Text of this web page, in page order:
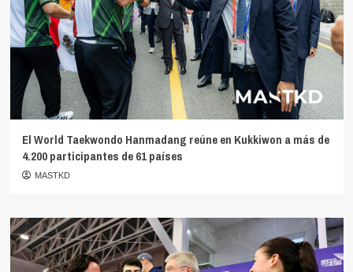
El World Taekwondo Hanmadang reúne en Kukkiwon a más de
4.200 participantes de 61 países
MASTKD